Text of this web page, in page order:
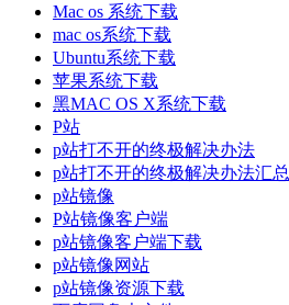
Mac os 系统下载
mac os系统下载
Ubuntu系统下载
苹果系统下载
黑MAC OS X系统下载
P站
p站打不开的终极解决办法
p站打不开的终极解决办法汇总
p站镜像
P站镜像客户端
p站镜像客户端下载
p站镜像网站
p站镜像资源下载